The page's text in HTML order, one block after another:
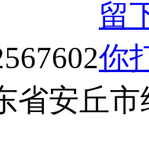
省安丘